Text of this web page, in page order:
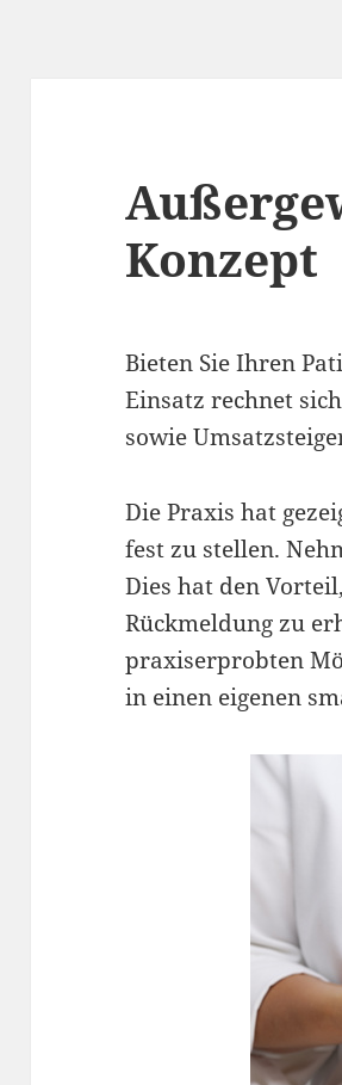
Konzept
Bieten Sie Ihren
Einsatz rechnet
sowie
Die Praxis hat
fest zu stellen.
Dies hat den
Rückmeldung zu
praxiserprobten
in einen eigenen